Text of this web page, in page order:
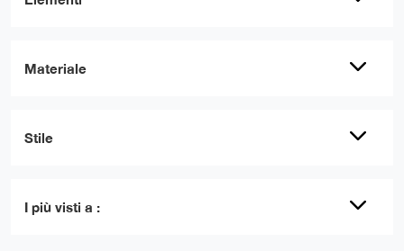
Materiale
Stile
I più visti a :